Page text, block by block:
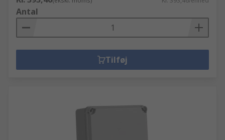
Antal
Tilføj